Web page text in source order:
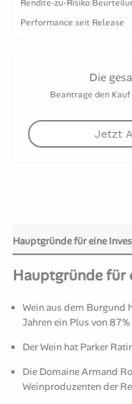
Rendite-zu-Risiko
Performance seit Release
Die
Beantrage den
Jetzt
Hauptgründe für eine
Hauptgründe für
Wein aus dem Burgund
Jahren ein Plus von
Der Wein hat Parker
Die Domaine Armand
Weinproduzenten der